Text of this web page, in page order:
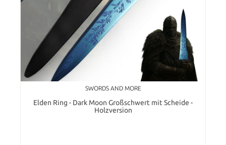
SWORDS AND MORE
Elden Ring - Dark Moon Großschwert mit Scheide -
Holzversion